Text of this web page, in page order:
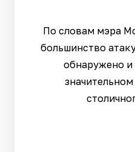
По словам мэра
большинство
обнаружено и